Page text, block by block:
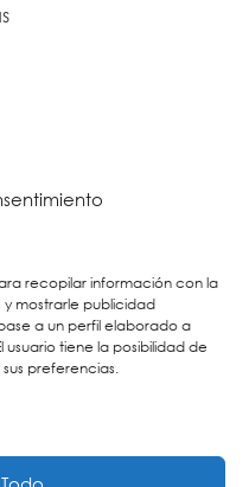
recopilar información con la
y mostrarle publicidad
a un perfil elaborado a
tiene la posibilidad de
preferencias.
-Buzón Ético